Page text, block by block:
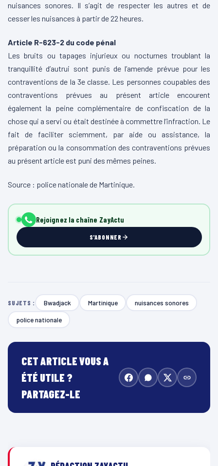
nuisances sonores. Il s’agit de respecter les autres et de
cesser les nuisances à partir de 22 heures.
Article R-623-2 du code pénal
Les bruits ou tapages injurieux ou nocturnes troublant la
tranquillité d’autrui sont punis de l’amende prévue pour les
contraventions de la 3e classe. Les personnes coupables des
contraventions prévues au présent article encourent
également la peine complémentaire de confiscation de la
chose qui a servi ou était destinée à commettre l’infraction. Le
fait de faciliter sciemment, par aide ou assistance, la
préparation ou la consommation des contraventions prévues
au présent article est puni des mêmes peines.
Source : police nationale de Martinique.
Rejoignez la chaîne ZayActu
S'ABONNER
SUJETS : Bwadjack Martinique nuisances sonores
police nationale
CET ARTICLE VOUS A
ÉTÉ UTILE ?
PARTAGEZ-LE